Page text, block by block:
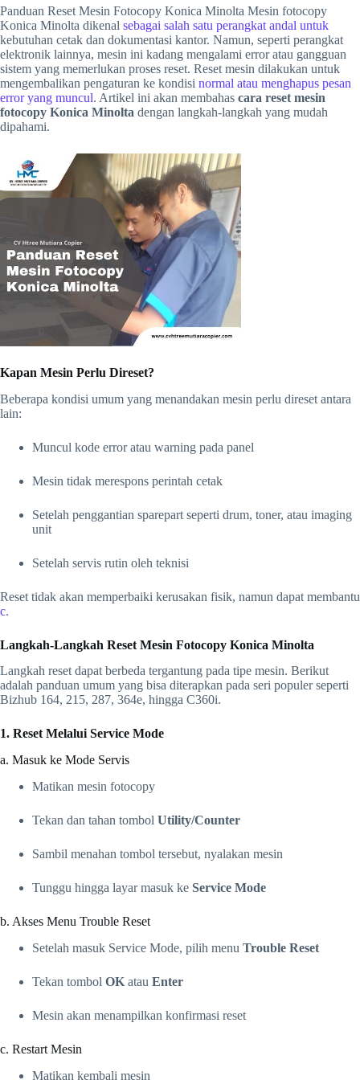
Panduan Reset Mesin Fotocopy Konica Minolta Mesin fotocopy
Konica Minolta dikenal sebagai salah satu perangkat andal untuk
kebutuhan cetak dan dokumentasi kantor. Namun, seperti perangkat
elektronik lainnya, mesin ini kadang mengalami error atau gangguan
sistem yang memerlukan proses reset. Reset mesin dilakukan untuk
mengembalikan pengaturan ke kondisi normal atau menghapus pesan
error yang muncul. Artikel ini akan membahas cara reset mesin
fotocopy Konica Minolta dengan langkah-langkah yang mudah
dipahami.
Kapan Mesin Perlu Direset?
Beberapa kondisi umum yang menandakan mesin perlu direset antara
lain:
Muncul kode error atau warning pada panel
Mesin tidak merespons perintah cetak
Setelah penggantian sparepart seperti drum, toner, atau imaging
unit
Setelah servis rutin oleh teknisi
Reset tidak akan memperbaiki kerusakan fisik, namun dapat membantu
c.
Langkah-Langkah Reset Mesin Fotocopy Konica Minolta
Langkah reset dapat berbeda tergantung pada tipe mesin. Berikut
adalah panduan umum yang bisa diterapkan pada seri populer seperti
Bizhub 164, 215, 287, 364e, hingga C360i.
1. Reset Melalui Service Mode
a. Masuk ke Mode Servis
Matikan mesin fotocopy
Tekan dan tahan tombol Utility/Counter
Sambil menahan tombol tersebut, nyalakan mesin
Tunggu hingga layar masuk ke Service Mode
b. Akses Menu Trouble Reset
Setelah masuk Service Mode, pilih menu Trouble Reset
Tekan tombol OK atau Enter
Mesin akan menampilkan konfirmasi reset
c. Restart Mesin
Matikan kembali mesin